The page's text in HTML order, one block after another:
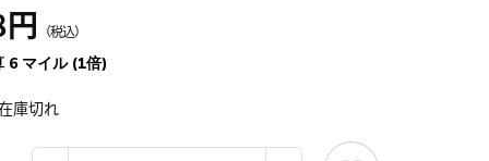
（税込）
6 マイル (1倍)
庫切れ